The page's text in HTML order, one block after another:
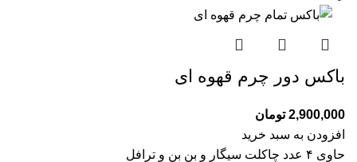
باکس دور چرم قهوه ای
2,900,000 تومان
افزودن به سبد خرید
حاوی ۴ عدد چاکلت سیگار و بن بن و ترافل